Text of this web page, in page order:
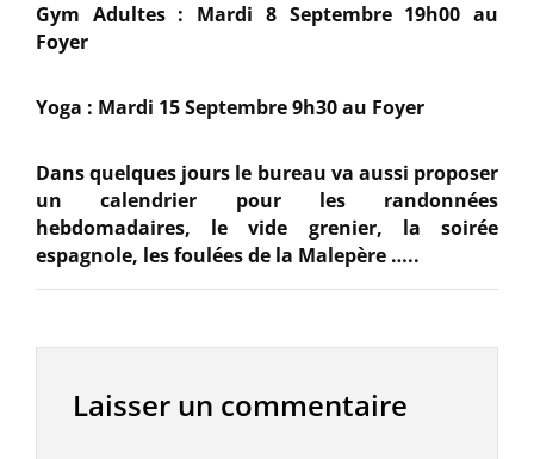
Gym Adultes : Mardi 8 Septembre 19h00 au
Foyer
Yoga : Mardi 15 Septembre 9h30 au Foyer
Dans quelques jours le bureau va aussi proposer
un calendrier pour les randonnées
hebdomadaires, le vide grenier, la soirée
espagnole, les foulées de la Malepère …..
Laisser un commentaire